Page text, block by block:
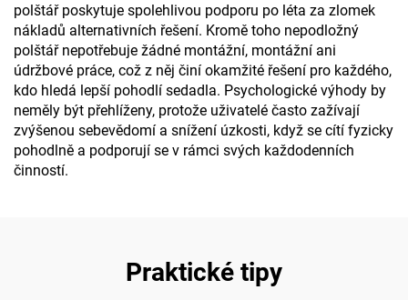
polštář poskytuje spolehlivou podporu po léta za zlomek
nákladů alternativních řešení. Kromě toho nepodložný
polštář nepotřebuje žádné montážní, montážní ani
údržbové práce, což z něj činí okamžité řešení pro každého,
kdo hledá lepší pohodlí sedadla. Psychologické výhody by
neměly být přehlíženy, protože uživatelé často zažívají
zvýšenou sebevědomí a snížení úzkosti, když se cítí fyzicky
pohodlně a podporují se v rámci svých každodenních
činností.
Praktické tipy